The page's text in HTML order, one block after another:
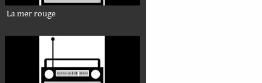
La mer rouge